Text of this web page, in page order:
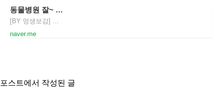
동물병원 잘~ 고르는 꿀팁!
[BY 멍생보감] 안녕하세요 여러분 보감이언니에요 보감이언니와 함께하는 반려묘 미유가 많이 아파서 병...
naver.me
포스트에서 작성된 글